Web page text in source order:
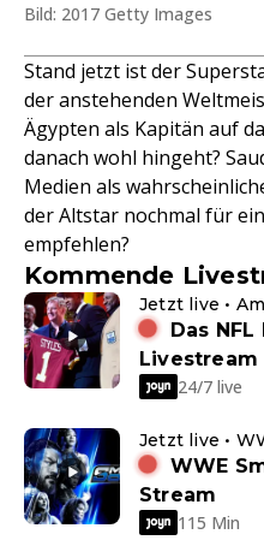
Bild: 2017 Getty Images
Stand jetzt ist der
der anstehenden
Ägypten als Kapitän auf
danach wohl hingeht?
Medien als
der Altstar nochmal für
empfehlen?
Kommende
Jetzt live •
Das
Livestream
24/7 live
Jetzt live •
WWE
Stream
115 Min